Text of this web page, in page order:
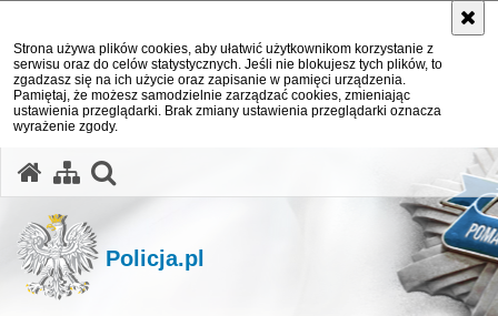
Strona używa plików cookies, aby ułatwić użytkownikom korzystanie z
serwisu oraz do celów statystycznych. Jeśli nie blokujesz tych plików, to
zgadzasz się na ich użycie oraz zapisanie w pamięci urządzenia.
Pamiętaj, że możesz samodzielnie zarządzać cookies, zmieniając
ustawienia przeglądarki. Brak zmiany ustawienia przeglądarki oznacza
wyrażenie zgody.
Policja.pl